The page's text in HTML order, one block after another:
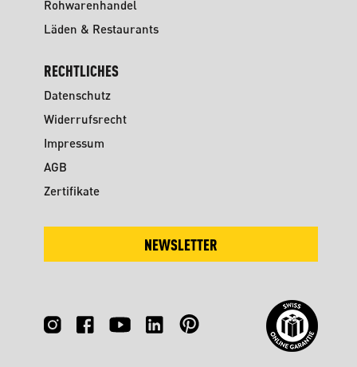
Rohwarenhandel
Läden & Restaurants
RECHTLICHES
Datenschutz
Widerrufsrecht
Impressum
AGB
Zertifikate
NEWSLETTER